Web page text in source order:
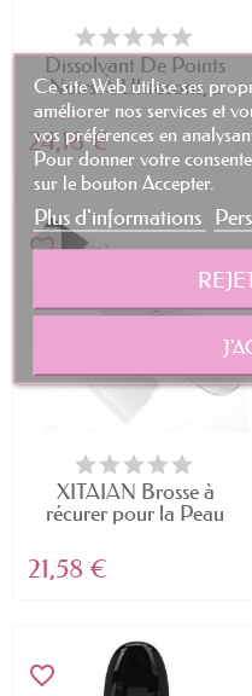
Dissolvant De Points
Noirs À Ultrasons,...
24,18 €
favorite_border
XITAIAN Brosse à
récurer pour la Peau
21,58 €
favorite_border
Ce site Web utilise ses
améliorer nos services et
vos préférences en
Pour donner votre
sur le bouton Accepter.
Plus d'informations